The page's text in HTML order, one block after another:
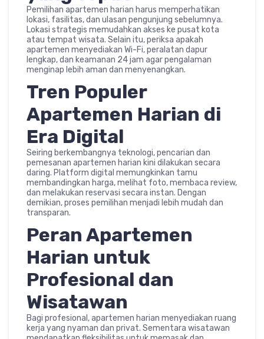
Pemilihan apartemen harian harus memperhatikan
lokasi, fasilitas, dan ulasan pengunjung sebelumnya.
Lokasi strategis memudahkan akses ke pusat kota
atau tempat wisata. Selain itu, periksa apakah
apartemen menyediakan Wi-Fi, peralatan dapur
lengkap, dan keamanan 24 jam agar pengalaman
menginap lebih aman dan menyenangkan.
Tren Populer
Apartemen Harian di
Era Digital
Seiring berkembangnya teknologi, pencarian dan
pemesanan apartemen harian kini dilakukan secara
daring. Platform digital memungkinkan tamu
membandingkan harga, melihat foto, membaca review,
dan melakukan reservasi secara instan. Dengan
demikian, proses pemilihan menjadi lebih mudah dan
transparan.
Peran Apartemen
Harian untuk
Profesional dan
Wisatawan
Bagi profesional, apartemen harian menyediakan ruang
kerja yang nyaman dan privat. Sementara wisatawan